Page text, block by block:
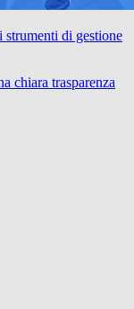
di gestione
chiara trasparenza